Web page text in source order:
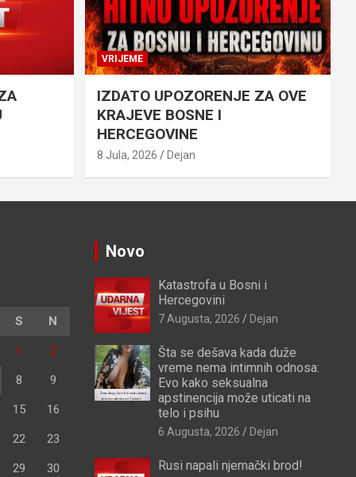
VRIJEME
IZDATO UPOZORENJE ZA OVE
KRAJEVE BOSNE I
HERCEGOVINE
8 Jula, 2026 Dejan
S N
1 2
8 9
15 16
22 23
29 30
Novo
Katastrofa u Bosni i
Hercegovini
7 Augusta, 2026 Dejan
Šta se dešava kada duže
vreme nema intimnih odnosa:
Evo kako seksualna
apstinencija može uticati na
telo i psihu
6 Augusta, 2026 Dejan
Rusi napali njemački brod!